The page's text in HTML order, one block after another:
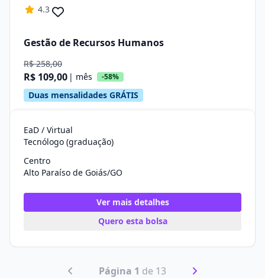
4.3
Gestão de Recursos Humanos
R$ 258,00
R$ 109,00 | mês -58%
Duas mensalidades GRÁTIS
EaD / Virtual
Tecnólogo (graduação)
Centro
Alto Paraíso de Goiás/GO
Ver mais detalhes
Quero esta bolsa
Página 1 de 13